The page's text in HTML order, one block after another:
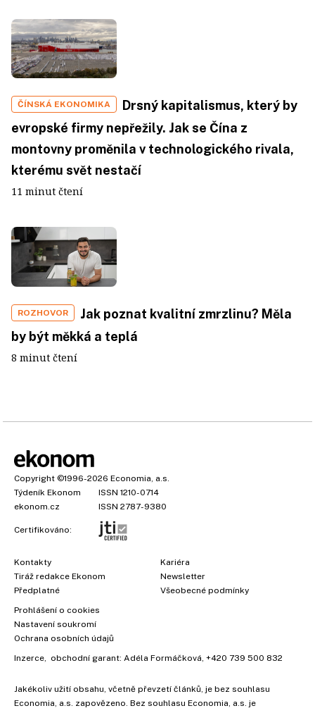
ČÍNSKÁ EKONOMIKA
Drsný kapitalismus, který by
evropské firmy nepřežily. Jak se Čína z
montovny proměnila v technologického rivala,
kterému svět nestačí
11 minut čtení
ROZHOVOR
Jak poznat kvalitní zmrzlinu? Měla
by být měkká a teplá
8 minut čtení
Copyright ©1996-2026 Economia, a.s.
Týdeník Ekonom
ISSN 1210-0714
ekonom.cz
ISSN 2787-9380
Certifikováno:
Kontakty
Tiráž redakce Ekonom
Předplatné
Kariéra
Newsletter
Všeobecné podmínky
Prohlášení o cookies
Nastavení soukromí
Ochrana osobních údajů
Inzerce , obchodní garant: Adéla Formáčková +420 739 500 832
Jakékoliv užití obsahu, včetně převzetí článků, je bez souhlasu
Economia, a.s. zapovězeno. Bez souhlasu Economia, a.s. je